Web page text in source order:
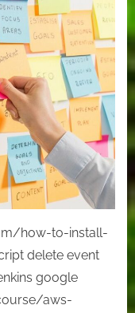
–
link]
Note
các
links
về
tài
liệu
hay
how-to-install-
delete event
google
aws-